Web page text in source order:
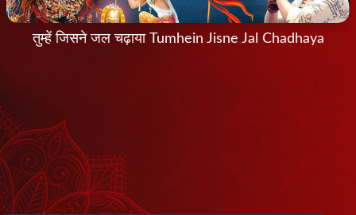
तुम्हें जिसने जल चढ़ाया Tumhein Jisne Jal Chadhaya